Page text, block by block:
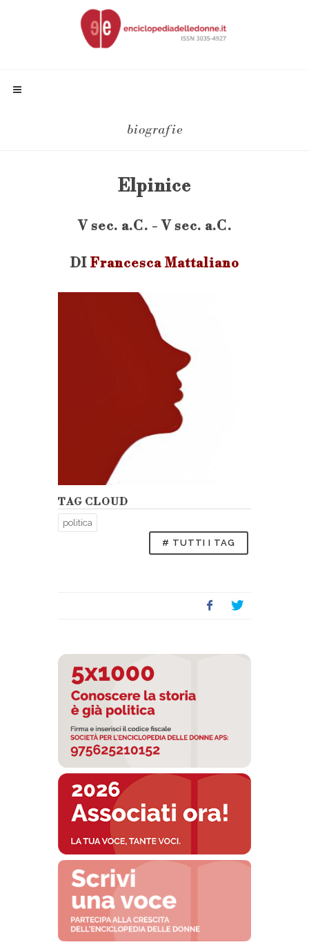
biografie
Elpinice
V sec. a.C. - V sec. a.C.
DI Francesca Mattaliano
TAG CLOUD
politica
# TUTTI I TAG